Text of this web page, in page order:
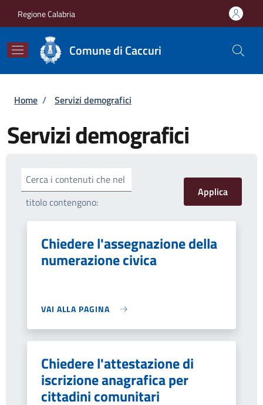
Regione Calabria
Comune di Caccuri
Briciole di pane
Home / Servizi demografici
Servizi demografici
Cerca i contenuti che nel
titolo contengono:
Chiedere l'assegnazione della
numerazione civica
VAI ALLA PAGINA
Chiedere l'attestazione di
iscrizione anagrafica per
cittadini comunitari